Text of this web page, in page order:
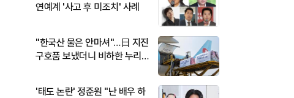
연예계 '사고 후 미조치' 사례
"한국산 물은 안마셔"…日 지진
구호품 보냈더니 비하한 누리
'태도 논란' 정준원 "난 배우 하